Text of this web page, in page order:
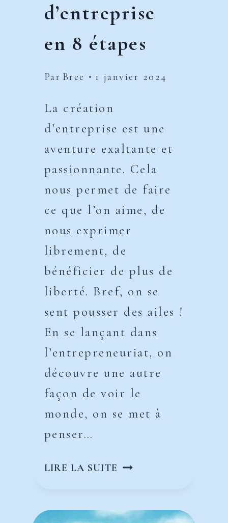
d’entreprise
en 8 étapes
Par Bree 1 janvier 2024
La création
d’entreprise est une
aventure exaltante et
passionnante. Cela
nous permet de faire
ce que l’on aime, de
nous exprimer
librement, de
bénéficier de plus de
liberté. Bref, on se
sent pousser des ailes !
En se lançant dans
l’entrepreneuriat, on
découvre une autre
façon de voir le
monde, on se met à
penser…
LIRE LA SUITE LA
EN